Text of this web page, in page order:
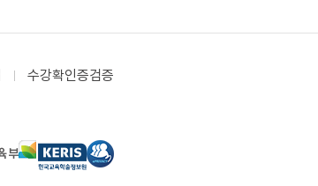
수강확인증검증